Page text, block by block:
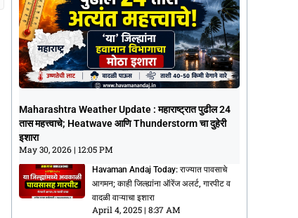
Maharashtra Weather Update : महाराष्ट्रात पुढील 24
तास महत्त्वाचे; Heatwave आणि Thunderstorm चा दुहेरी
इशारा
May 30, 2026 12:05 PM
महाराष्ट्रात पुढील 24 तास महत्त्वाचे; Heatwave
आणि Thunderstorm चा दुहेरी इशारा
Havaman Andaj Today: राज्यात पावसाचे
आगमन; काही जिल्ह्यांना ऑरेंज अलर्ट, गारपीट व
वादळी वाऱ्याचा इशारा
April 4, 2025 8:37 AM